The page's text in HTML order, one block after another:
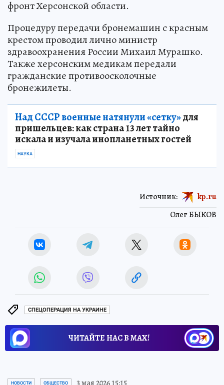
фронт Херсонской области.
Процедуру передачи бронемашин с красным
крестом проводил лично министр
здравоохранения России Михаил Мурашко.
Также херсонским медикам передали
гражданские противоосколочные
бронежилеты.
Над СССР военные натянули «сетку»для
пришельцев: как страна 13 лет тайно
искала и изучала инопланетных гостей
НАУКА
Олег БЫКОВ
Источник: kp.ru
СПЕЦОПЕРАЦИЯ НА УКРАИНЕ
ЧИТАЙТЕ НАС В МАХ!
НОВОСТИ ОБЩЕСТВО